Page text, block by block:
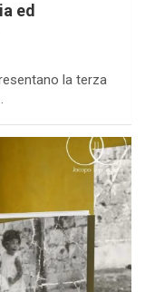
ed
la terza